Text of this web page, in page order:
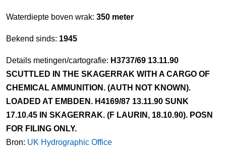
Waterdiepte boven wrak: 350 meter
Bekend sinds: 1945
Details metingen/cartografie: H3737/69 13.11.90
SCUTTLED IN THE SKAGERRAK WITH A CARGO OF
CHEMICAL AMMUNITION. (AUTH NOT KNOWN).
LOADED AT EMBDEN. H4169/87 13.11.90 SUNK
17.10.45 IN SKAGERRAK. (F LAURIN, 18.10.90). POSN
FOR FILING ONLY.
Bron: UK Hydrographic Office